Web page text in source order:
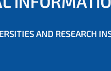
AND RESEARCH